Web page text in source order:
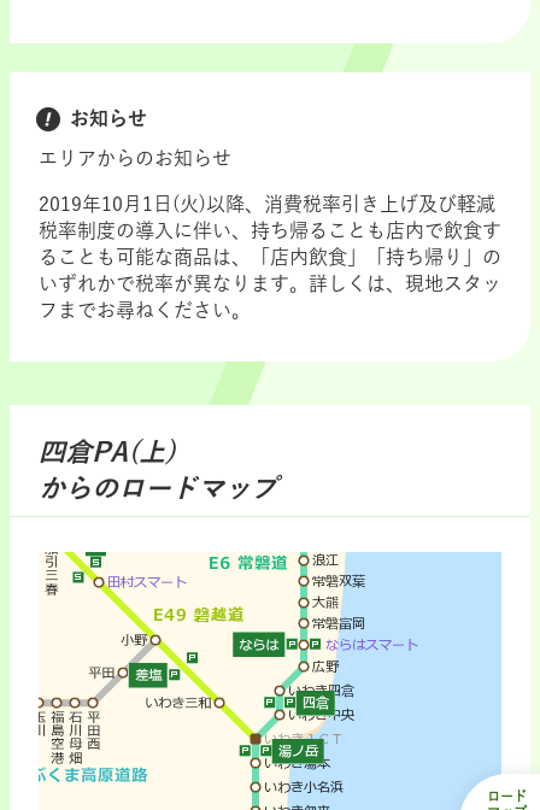
お知らせ
エリアからのお知らせ
2019年10月1日(火)以降、消費税率引き上げ及び軽減
税率制度の導入に伴い、持ち帰ることも店内で飲食す
ることも可能な商品は、「店内飲食」「持ち帰り」の
いずれかで税率が異なります。詳しくは、現地スタッ
フまでお尋ねください。
四倉PA(上)
からのロードマップ
ロード